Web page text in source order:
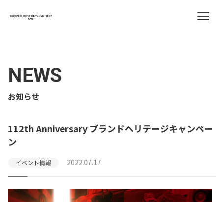
NEWS
お知らせ
112th Anniversary ブランドヘリテージキャンペー
ン
イベント情報 2022.07.17